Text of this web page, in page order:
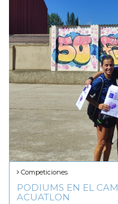
Competiciones
PODIUMS EN EL
ACUATLON